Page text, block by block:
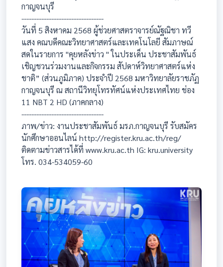
กาญจนบุรี
---------------------------------
วันที่ 5 สิงหาคม 2568 ผู้ช่วยศาสตราจารย์ณัฐณิชา ทวี
แสง คณบดีคณะวิทยาศาสตร์และเทคโนโลยี สัมภาษณ์
สดในรายการ "คุยหลังข่าว " ในประเด็น ประชาสัมพันธ์
เชิญชวนร่วมงานและกิจกรรม สัปดาห์วิทยาศาสตร์แห่ง
ชาติ” (ส่วนภูมิภาค) ประจำปี 2568 มหาวิทยาลัยราชภัฏ
กาญจนบุรี ณ สถานีวิทยุโทรทัศน์แห่งประเทศไทย ช่อง
11 NBT 2 HD (ภาคกลาง)
---------------------------------
ภาพ/ข่าว: งานประชาสัมพันธ์ มรภ.กาญจนบุรี รับสมัคร
นักศึกษาออนไลน์ http://register.kru.ac.th/reg/
ติดตามข่าวสารได้ที่ www.kru.ac.th IG: kru.university
โทร. 034-534059-60